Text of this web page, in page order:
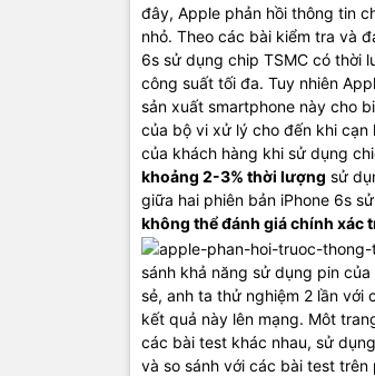
đây, Apple phản hồi thông tin
nhỏ. Theo các bài kiểm tra và
6s sử dụng chip TSMC có thời
công suất tối đa. Tuy nhiên
sản xuất smartphone này cho
của bộ vi xử lý cho đến khi
của khách hàng khi sử dụng
khoảng 2-3% thời lượng sử
giữa hai phiên bản iPhone 6s
không thể đánh giá chính xác
sánh khả năng sử dụng pin
sẻ, anh ta thử nghiệm 2 lần
kết quả này lên mạng. Môt
các bài test khác nhau, sử
và so sánh với các bài test